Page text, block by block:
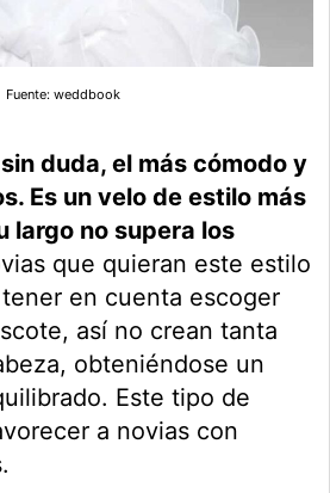
Fuente: weddbook
duda, el más cómodo y
Es un velo de estilo más
largo no supera los
que quieran este estilo
en cuenta escoger
así no crean tanta
obteniéndose un
Este tipo de
a novias con